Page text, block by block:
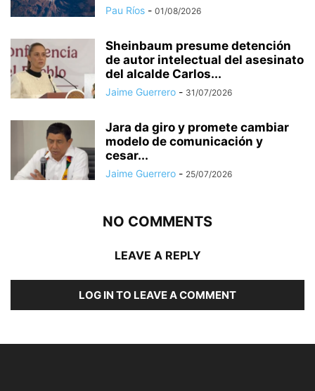
Pau Ríos - 01/08/2026
Sheinbaum presume detención
de autor intelectual del asesinato
del alcalde Carlos...
Jaime Guerrero - 31/07/2026
Jara da giro y promete cambiar
modelo de comunicación y
cesar...
Jaime Guerrero - 25/07/2026
NO COMMENTS
LEAVE A REPLY
LOG IN TO LEAVE A COMMENT